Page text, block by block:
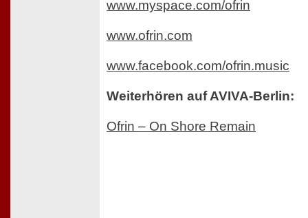
www.myspace.com/ofrin
www.ofrin.com
www.facebook.com/ofrin.music
Weiterhören auf AVIVA-Berlin:
Ofrin – On Shore Remain